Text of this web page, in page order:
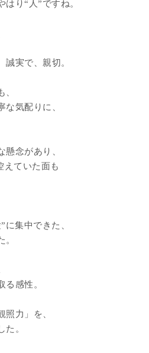
り“人”ですね。
誠実で、親切。
、
な気配りに、
懸念があり、
えていた面も
に集中できた、
。
る感性。
照力」を、
た。